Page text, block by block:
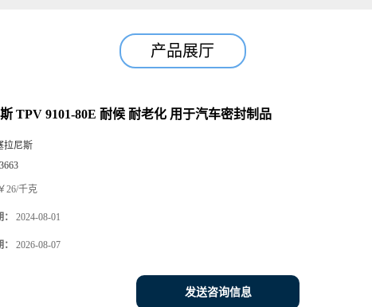
产品展厅
TPV 9101-80E 耐候 耐老化 用于汽车密封制品
拉尼斯
26/千克
2024-08-01
2026-08-07
发送咨询信息